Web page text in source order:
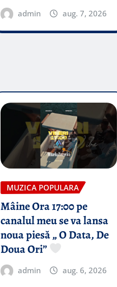
admin aug. 7, 2026
MUZICA POPULARA
Mâine Ora 17:00 pe
canalul meu se va lansa
noua piesă „ O Data, De
Doua Ori”
admin aug. 6, 2026